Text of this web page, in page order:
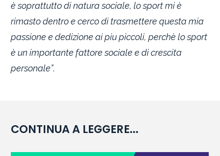
è soprattutto di natura sociale, lo sport mi è
rimasto dentro e cerco di trasmettere questa mia
passione e dedizione ai piu piccoli, perchè lo sport
è un importante fattore sociale e di crescita
personale”.
CONTINUA A LEGGERE...